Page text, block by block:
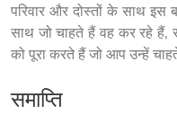
परिवार और दोस्तों के साथ
साथ जो चाहते हैं वह कर रहे हैं,
को पूरा करते हैं जो आप उन्हें
समाप्ति